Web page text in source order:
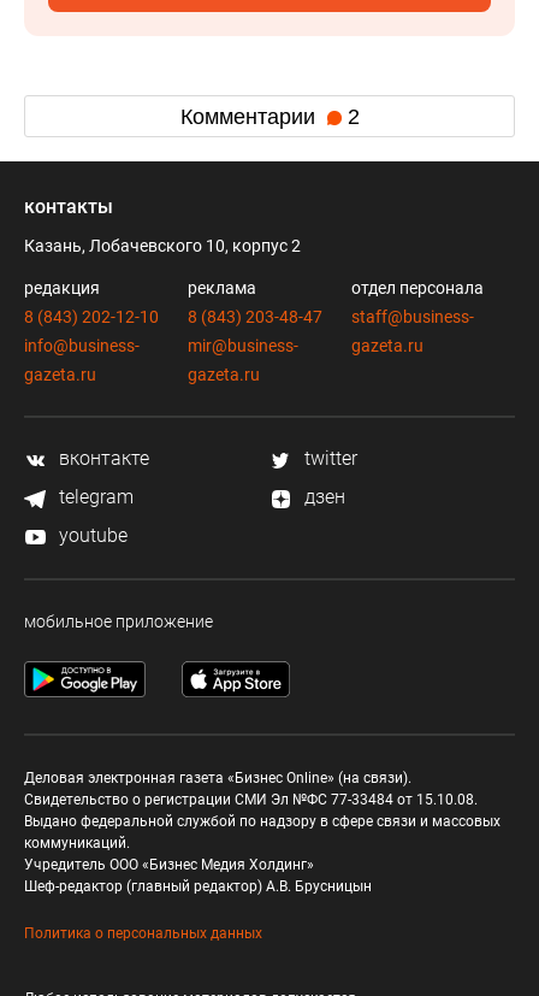
Комментарии 2
контакты
Казань, Лобачевского 10, корпус 2
редакция
8 (843) 202-12-10
info@business-
gazeta.ru
реклама
8 (843) 203-48-47
mir@business-
gazeta.ru
отдел персонала
staff@business-
gazeta.ru
вконтакте
twitter
telegram
дзен
youtube
мобильное приложение
Деловая электронная газета «Бизнес Online» (на связи).
Свидетельство о регистрации СМИ Эл №ФС 77-33484 от 15.10.08.
Выдано федеральной службой по надзору в сфере связи и массовых
коммуникаций.
Учредитель ООО «Бизнес Медия Холдинг»
Шеф-редактор (главный редактор) А.В. Брусницын
Политика о персональных данных